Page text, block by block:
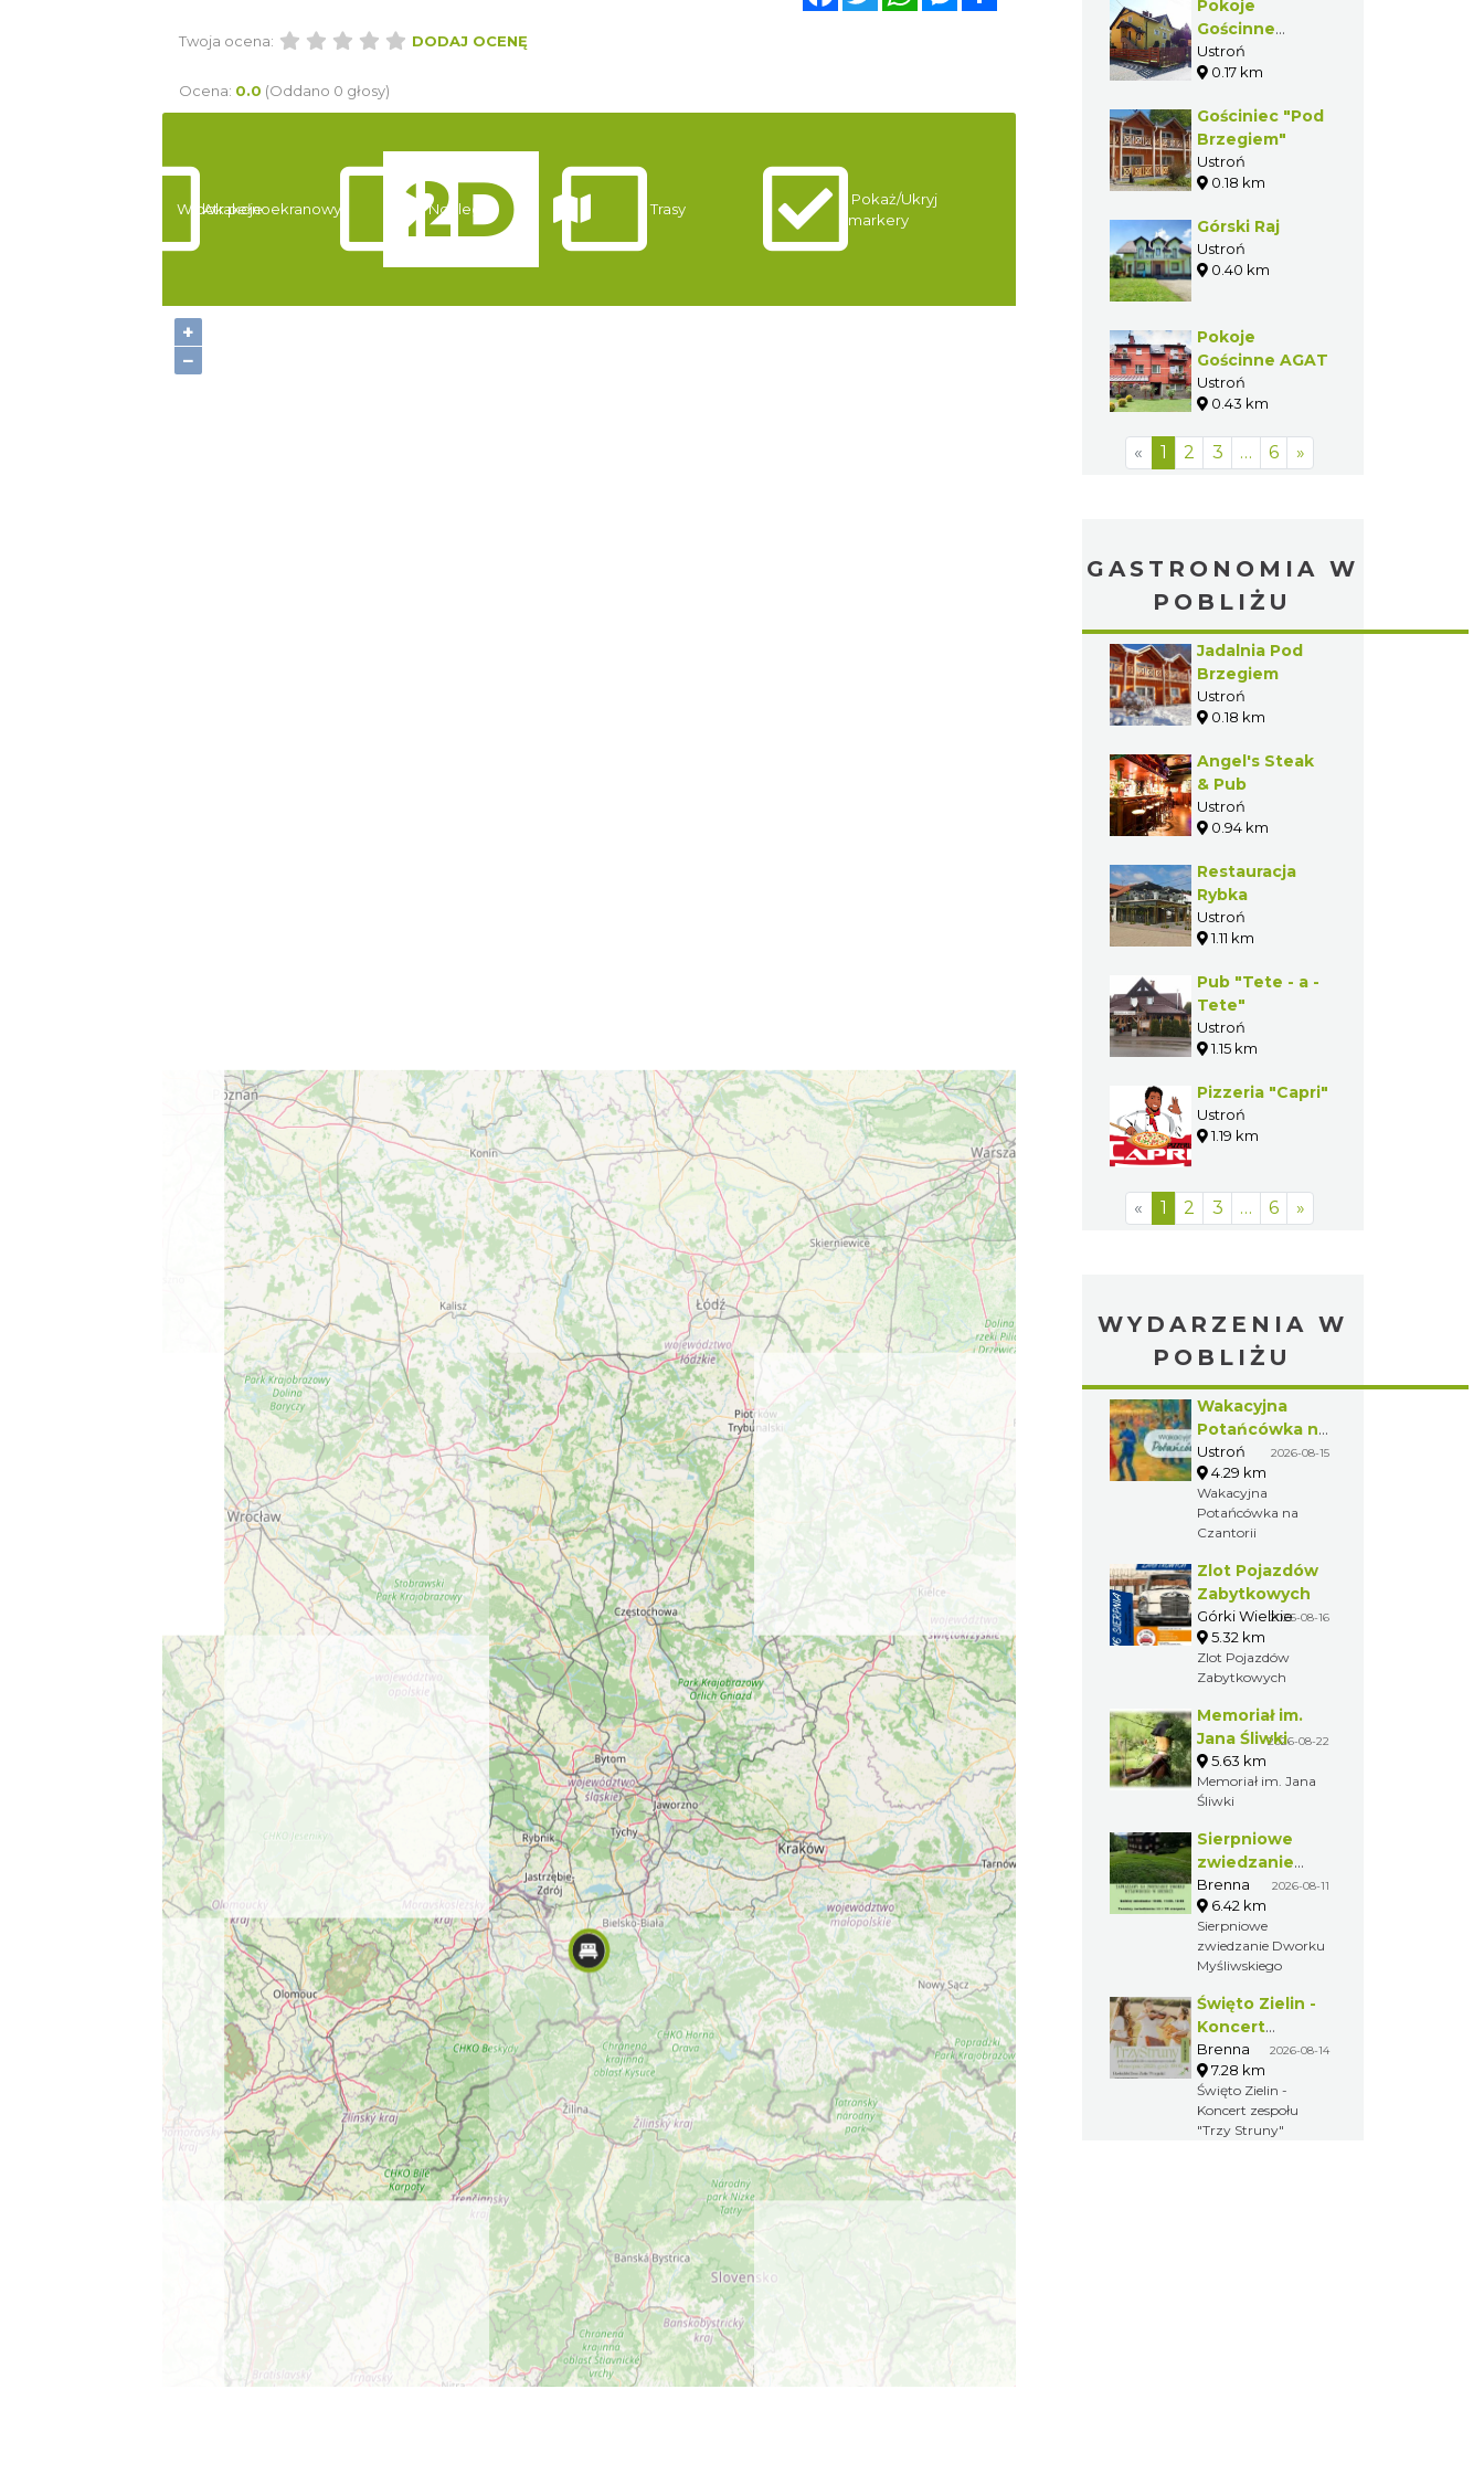
Twoja ocena: DODAJ OCENĘ
Ocena: 0.0 (Oddano 0 głosy)
+
−
Widok pełnoekranowy:
Atrakcje Noclegi Trasy
Pokaż/Ukryj
markery
Pokoje
Gościnne
"Adam"
Ustroń
0.17 km
Gościniec "Pod
Brzegiem"
Ustroń
0.18 km
Górski Raj
Ustroń
0.40 km
Pokoje
Gościnne AGAT
Ustroń
0.43 km
« 1 2 3 … 6 »
GASTRONOMIA W
POBLIŻU
Jadalnia Pod
Brzegiem
Ustroń
0.18 km
Angel's Steak
& Pub
Ustroń
0.94 km
Restauracja
Rybka
Ustroń
1.11 km
Pub "Tete - a -
Tete"
Ustroń
1.15 km
Pizzeria "Capri"
Ustroń
1.19 km
« 1 2 3 … 6 »
WYDARZENIA W
POBLIŻU
Wakacyjna
Potańcówka na
Czantorii
Ustroń 2026-08-15
4.29 km
Wakacyjna
Potańcówka na
Czantorii
Zlot Pojazdów
Zabytkowych
Górki Wielkie2026-08-16
5.32 km
Zlot Pojazdów
Zabytkowych
Memoriał im.
Jana Śliwki2026-08-22
5.63 km
Memoriał im. Jana
Śliwki
Sierpniowe
zwiedzanie
Dworku
Myśliwskiego
Brenna 2026-08-11
6.42 km
Sierpniowe
zwiedzanie Dworku
Myśliwskiego
Święto Zielin -
Koncert
zespołu "Trzy
Struny"
Brenna 2026-08-14
7.28 km
Święto Zielin -
Koncert zespołu
"Trzy Struny"